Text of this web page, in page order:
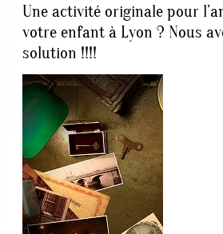
Une activité originale pour
votre enfant à Lyon ? Nous
solution !!!!